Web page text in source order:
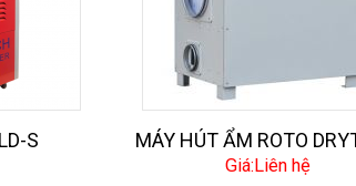
S MÁY HÚT ẨM ROTO
Giá:Liên hệ